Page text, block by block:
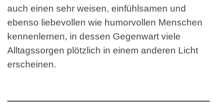
auch einen sehr weisen, einfühlsamen und
ebenso liebevollen wie humorvollen Menschen
kennenlernen, in dessen Gegenwart viele
Alltagssorgen plötzlich in einem anderen Licht
erscheinen.